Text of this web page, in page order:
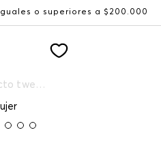
o superiores a $200.000
Short efecto tweed para mujer